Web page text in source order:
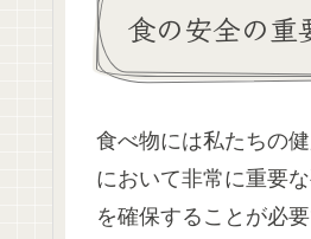
食の安全の重
食べ物には私たちの
において非常に重要
を確保することが必要